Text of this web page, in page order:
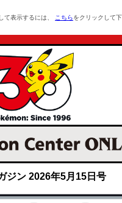
て表示するには、 こちらをクリックして
ジン 2026年5月15日号